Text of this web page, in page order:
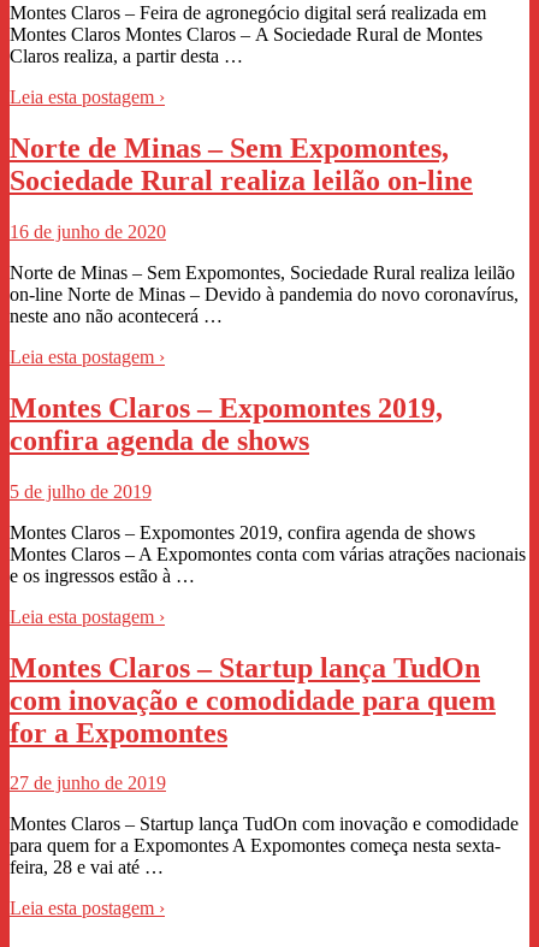
Montes Claros – Feira de agronegócio digital será realizada em
Montes Claros Montes Claros – A Sociedade Rural de Montes
Claros realiza, a partir desta …
Leia esta postagem ›
Norte de Minas – Sem Expomontes,
Sociedade Rural realiza leilão on-line
16 de junho de 2020
Norte de Minas – Sem Expomontes, Sociedade Rural realiza leilão
on-line Norte de Minas – Devido à pandemia do novo coronavírus,
neste ano não acontecerá …
Leia esta postagem ›
Montes Claros – Expomontes 2019,
confira agenda de shows
5 de julho de 2019
Montes Claros – Expomontes 2019, confira agenda de shows
Montes Claros – A Expomontes conta com várias atrações nacionais
e os ingressos estão à …
Leia esta postagem ›
Montes Claros – Startup lança TudOn
com inovação e comodidade para quem
for a Expomontes
27 de junho de 2019
Montes Claros – Startup lança TudOn com inovação e comodidade
para quem for a Expomontes A Expomontes começa nesta sexta-
feira, 28 e vai até …
Leia esta postagem ›